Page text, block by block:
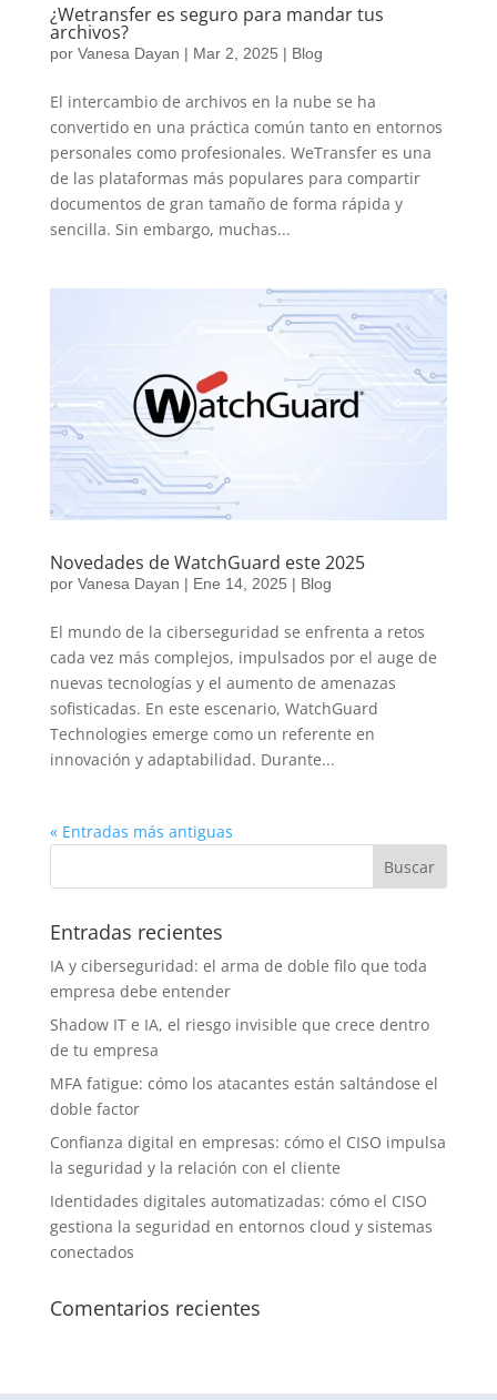
¿Wetransfer es seguro para mandar tus
archivos?
por Vanesa Dayan | Mar 2, 2025 | Blog
El intercambio de archivos en la nube se ha
convertido en una práctica común tanto en entornos
personales como profesionales. WeTransfer es una
de las plataformas más populares para compartir
documentos de gran tamaño de forma rápida y
sencilla. Sin embargo, muchas...
Novedades de WatchGuard este 2025
por Vanesa Dayan | Ene 14, 2025 | Blog
El mundo de la ciberseguridad se enfrenta a retos
cada vez más complejos, impulsados por el auge de
nuevas tecnologías y el aumento de amenazas
sofisticadas. En este escenario, WatchGuard
Technologies emerge como un referente en
innovación y adaptabilidad. Durante...
« Entradas más antiguas
Entradas recientes
IA y ciberseguridad: el arma de doble filo que toda
empresa debe entender
Shadow IT e IA, el riesgo invisible que crece dentro
de tu empresa
MFA fatigue: cómo los atacantes están saltándose el
doble factor
Confianza digital en empresas: cómo el CISO impulsa
la seguridad y la relación con el cliente
Identidades digitales automatizadas: cómo el CISO
gestiona la seguridad en entornos cloud y sistemas
conectados
Comentarios recientes